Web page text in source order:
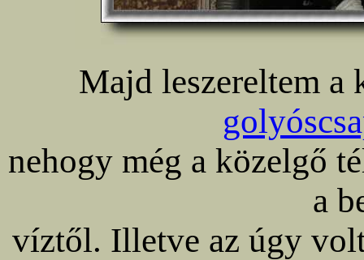
Majd leszereltem a
nehogy még a közelgő
a
víztől. Illetve az úgy